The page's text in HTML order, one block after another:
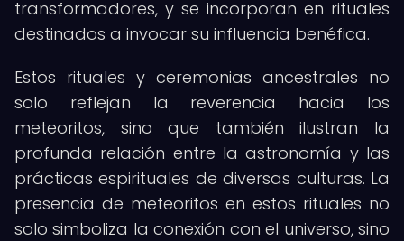
transformadores, y se incorporan en rituales
destinados a invocar su influencia benéfica.
Estos rituales y ceremonias ancestrales no
solo reflejan la reverencia hacia los
meteoritos, sino que también ilustran la
profunda relación entre la astronomía y las
prácticas espirituales de diversas culturas. La
presencia de meteoritos en estos rituales no
solo simboliza la conexión con el universo, sino